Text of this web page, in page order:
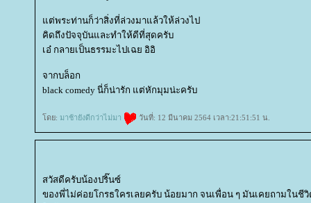
ต่พระท่านก็ว่าสิ่งที่ล่วงมาแล้วให้ล่วงไป
คิดถึงปัจจุบันและทำให้ดีที่สุดครับ
เอ๋ กลายเป็นธรรมะไปเฉย อิอิ
จากบล็อก
black comedy นี่ก็น่ารัก แต่หักมุมน่ะครับ
ดย: มาช้ายังดีกว่าไม่มา วันที่: 12 มีนาคม 2564 เวลา:21:51:51 น.
สวัสดีครับน้องปริ๊นซ์
ของพี่ไม่ค่อยโกรธใครเลยครับ น้อยมาก จนเพื่อน ๆ มันเคยถามในชี